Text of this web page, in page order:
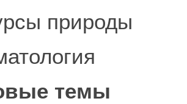
природы
темы